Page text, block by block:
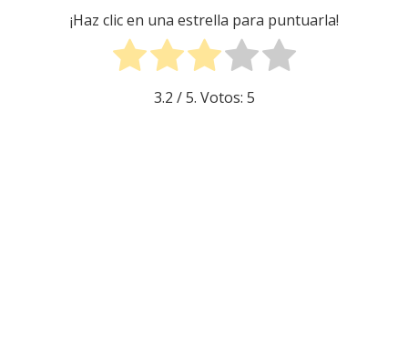
¡Haz clic en una estrella para puntuarla!
3.2 / 5. Votos: 5